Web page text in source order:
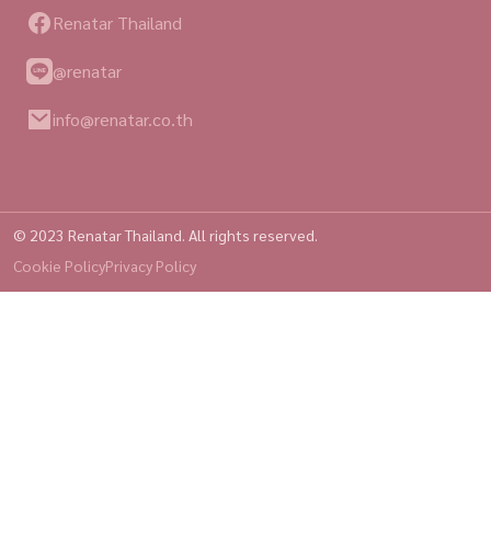
Renatar Thailand
@renatar
info@renatar.co.th
© 2023 Renatar Thailand. All rights reserved.
Cookie PolicyPrivacy Policy